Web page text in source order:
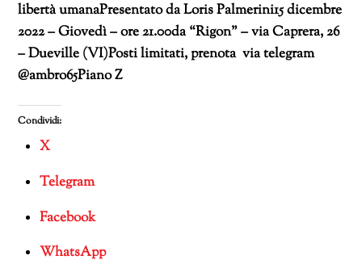
libertà umanaPresentato da Loris Palmerini15 dicembre
2022 – Giovedì – ore 21.00da “Rigon” – via Caprera, 26
– Dueville (VI)Posti limitati, prenota via telegram
@ambro65Piano Z
Condividi:
X
Telegram
Facebook
WhatsApp